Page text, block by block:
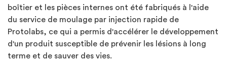
boîtier et les pièces internes ont été fabriqués à l'aide
du service de moulage par injection rapide de
Protolabs, ce qui a permis d'accélérer le développement
d'un produit susceptible de prévenir les lésions à long
terme et de sauver des vies.